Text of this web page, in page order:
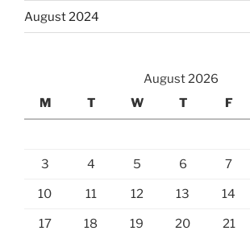
August 2024
August 2026
M
T W T F
3 4 5 6 7
10 11 12 13 14
17 18 19 20 21